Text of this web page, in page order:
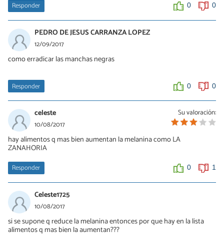
Responder 0 0
PEDRO DE JESUS CARRANZA LOPEZ
12/09/2017
como erradicar las manchas negras
Responder 0 0
Su valoración:
celeste
10/08/2017
hay alimentos q mas bien aumentan la melanina como LA
ZANAHORIA
Responder 0 1
Celeste1725
10/08/2017
si se supone q reduce la melanina entonces por que hay en la lista
alimentos q mas bien la aumentan???